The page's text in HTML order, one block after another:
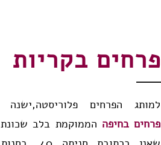
פרחים בקריות
למותג הפרחים פלוריסטה,ישנה
פרחים בחיפה הממוקמת בלב שכונת